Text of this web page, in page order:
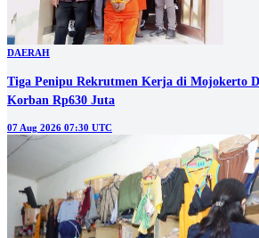
DAERAH
Tiga Penipu Rekrutmen Kerja di Mojokerto
Korban Rp630 Juta
07 Aug 2026 07:30 UTC